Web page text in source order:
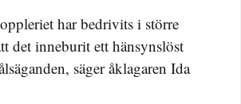
har bedrivits i större
det inneburit ett hänsynslöst
säger åklagaren Ida